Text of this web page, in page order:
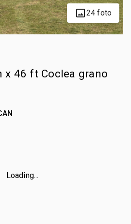
24 foto
x 46 ft Coclea grano
Loading...